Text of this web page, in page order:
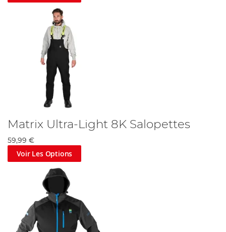
coup et au lancer.
Lire notre blog de pêche
Matrix Ultra-Light 8K Salopettes
59,99 €
Voir Les Options